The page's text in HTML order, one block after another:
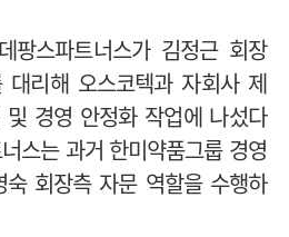
팡스파트너스가 김정근 회장
대리해 오스코텍과 자회사 제
경영 안정화 작업에 나섰다
스는 과거 한미약품그룹 경영
회장측 자문 역할을 수행하